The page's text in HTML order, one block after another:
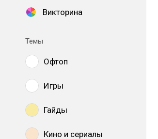
Викторина
Темы
Офтоп
Игры
Гайды
Кино и сериалы